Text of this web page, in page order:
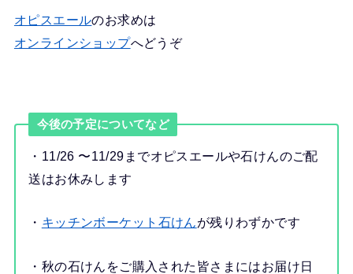
オピスエールのお求めは
オンラインショップへどうぞ
今後の予定についてなど
・11/26 〜11/29までオピスエールや石けんのご配
送はお休みします
・ キッチンボーケット石けんが残りわずかです
・秋の石けんをご購入された皆さまにはお届け日